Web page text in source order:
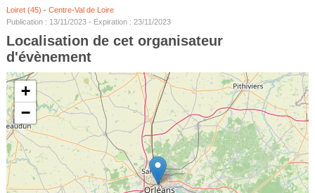
Loiret (45) - Centre-Val de Loire
Publication : 13/11/2023 - Expiration : 23/11/2023
Localisation de cet organisateur
d'évènement
+
−